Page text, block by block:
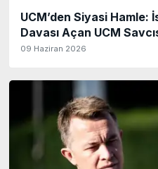
UCM’den Siyasi Hamle:
Davası Açan UCM
09 Haziran 2026